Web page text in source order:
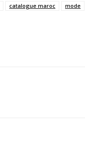
catalogue maroc mode